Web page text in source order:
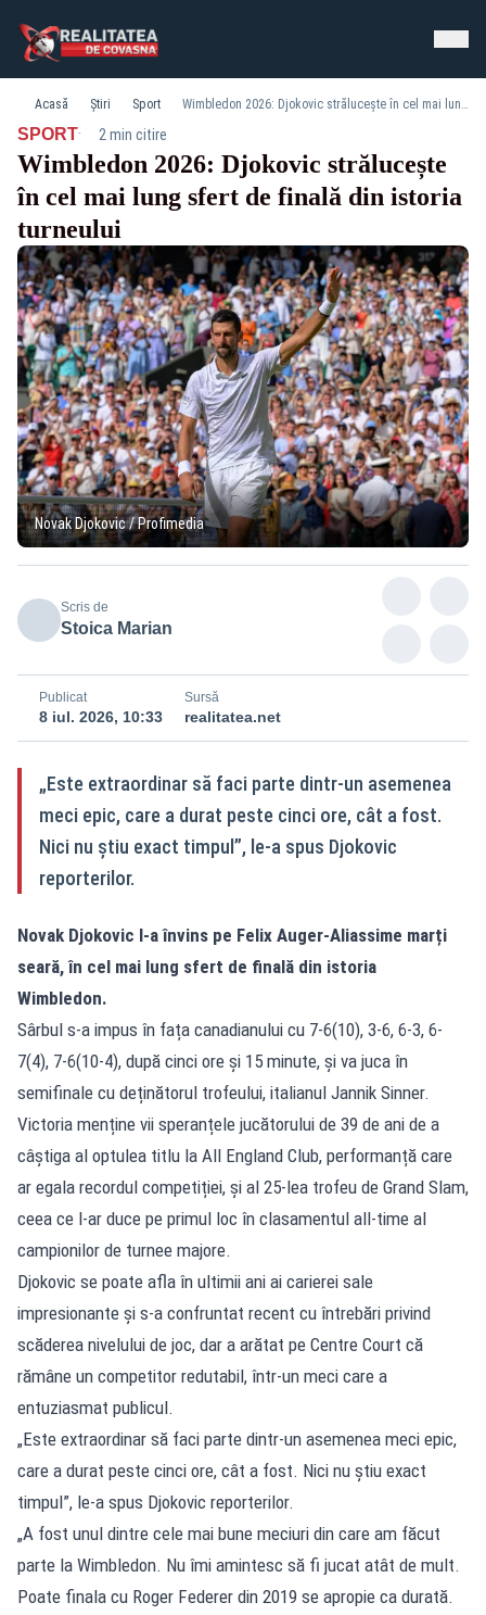
Acasă Știri Sport Wimbledon 2026: Djokovic strălucește în cel mai lung sfert de finală din istoria turneului
SPORT· 2 min citire
Wimbledon 2026: Djokovic strălucește
în cel mai lung sfert de finală din istoria
turneului
Novak Djokovic / Profimedia
Scris de
Stoica Marian
Publicat
8 iul. 2026, 10:33
Sursă
realitatea.net
„Este extraordinar să faci parte dintr-un asemenea
meci epic, care a durat peste cinci ore, cât a fost.
Nici nu știu exact timpul”, le-a spus Djokovic
reporterilor.
Novak Djokovic l-a învins pe Felix Auger-Aliassime marți
seară, în cel mai lung sfert de finală din istoria
Wimbledon.
Sârbul s-a impus în fața canadianului cu 7-6(10), 3-6, 6-3, 6-
7(4), 7-6(10-4), după cinci ore și 15 minute, și va juca în
semifinale cu deținătorul trofeului, italianul Jannik Sinner.
Victoria menține vii speranțele jucătorului de 39 de ani de a
câștiga al optulea titlu la All England Club, performanță care
ar egala recordul competiției, și al 25-lea trofeu de Grand Slam,
ceea ce l-ar duce pe primul loc în clasamentul all-time al
campionilor de turnee majore.
Djokovic se poate afla în ultimii ani ai carierei sale
impresionante și s-a confruntat recent cu întrebări privind
scăderea nivelului de joc, dar a arătat pe Centre Court că
rămâne un competitor redutabil, într-un meci care a
entuziasmat publicul.
„Este extraordinar să faci parte dintr-un asemenea meci epic,
care a durat peste cinci ore, cât a fost. Nici nu știu exact
timpul”, le-a spus Djokovic reporterilor.
„A fost unul dintre cele mai bune meciuri din care am făcut
parte la Wimbledon. Nu îmi amintesc să fi jucat atât de mult.
Poate finala cu Roger Federer din 2019 se apropie ca durată.